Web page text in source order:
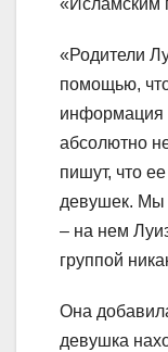
«Исламским
«Родители
помощью,
информация
абсолютно
пишут, что
девушек. Мы
– на нем
группой
Она
девушка